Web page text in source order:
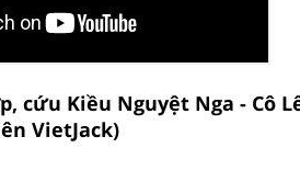
cứu Kiều Nguyệt Nga - Cô
VietJack)